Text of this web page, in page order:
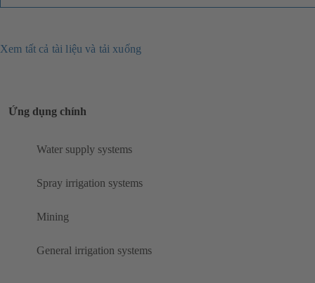
Xem tất cả tài liệu và tải xuống
Ứng dụng chính
Water supply systems
Spray irrigation systems
Mining
General irrigation systems